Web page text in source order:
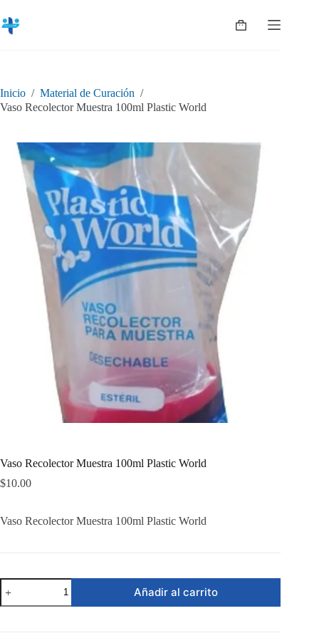
al
contenido
Shopping
Inicio / Material de Curación /
Vaso Recolector Muestra 100ml Plastic World
Vaso Recolector Muestra 100ml Plastic World
$10.00
Vaso Recolector Muestra 100ml Plastic World
Vaso
Recolector
Muestra
Añadir al carrito